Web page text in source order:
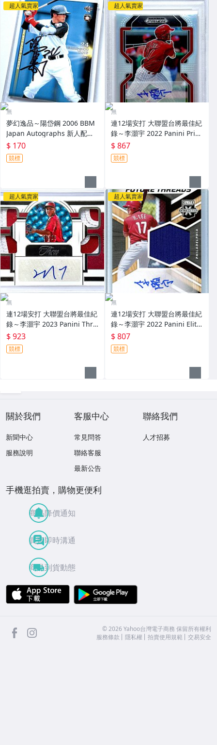
超人氣賣家
無
夢幻逸品～陽岱鋼 2006 BBM
Japan Autographs 新人配布
簽名卡 加蓋BBM鋼印 RC～
$ 170
競標
超人氣賣家
無
連12場安打 大聯盟台將最佳紀
錄～李灝宇 2022 Panini Priz
m Draft Picks 亮面新人簽名鑑
定卡 RC PSA 9～
$ 867
競標
超人氣賣家
無
連12場安打 大聯盟台將最佳紀
錄～李灝宇 2023 Panini Thre
e And Two 限量25張新人原封
四球衣簽名卡 Patch～
$ 923
競標
超人氣賣家
無
連12場安打 大聯盟台將最佳紀
錄～李灝宇 2022 Panini Elite
Extra Edition 實戰球衣簽名卡
～
$ 807
競標
關於我們
新聞中心
服務說明
客服中心
常見問答
聯絡客服
最新公告
聯絡我們
人才招募
手機逛拍賣，購物更便利
商品降價通知
買賣即時溝通
商品到貨動態
APP Store
facebook ©2026 Yahoo台灣電子商務 保留所有權利
服務條款
隱私權 拍賣使用規範 交易安全